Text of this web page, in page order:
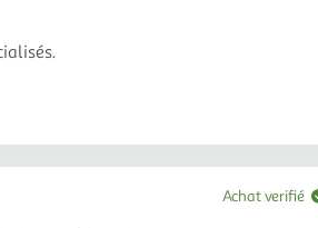
Achat verifié